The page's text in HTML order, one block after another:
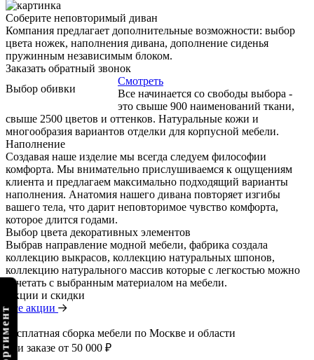
Соберите неповторимый диван
Компания предлагает дополнительные возможности: выбор
цвета ножек, наполнения дивана, дополнение сиденья
пружинным независимым блоком.
Заказать обратный звонок
Выбор обивки
Смотреть
Все начинается со свободы выбора -
это свыше 900 наименований ткани,
свыше 2500 цветов и оттенков. Натуральные кожи и
многообразия вариантов отделки для корпусной мебели.
Наполнение
Создавая наше изделие мы всегда следуем философии
комфорта. Мы внимательно прислушиваемся к ощущениям
клиента и предлагаем максимально подходящий варианты
наполнения. Анатомия нашего дивана повторяет изгибы
вашего тела, что дарит неповторимое чувство комфорта,
которое длится годами.
Выбор цвета декоративных элементов
Выбрав направление модной мебели, фабрика создала
коллекцию выкрасов, коллекцию натуральных шпонов,
коллекцию натурального массив которые с легкостью можно
сочетать с выбранным материалом на мебели.
Акции и скидки
Все акции
Бесплатная сборка мебели по Москве и области
при заказе от 50 000 ₽